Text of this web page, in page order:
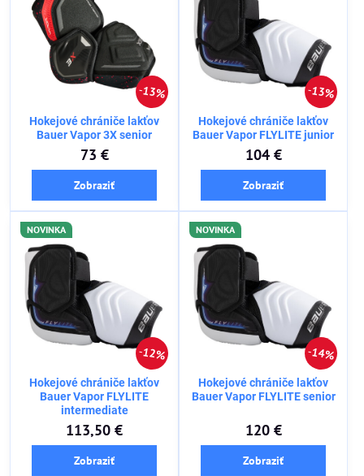
13%
Hokejové chrániče lakťov
Bauer Vapor 3X senior
73 €
Zobraziť
13%
Hokejové chrániče lakťov
Bauer Vapor FLYLITE junior
104 €
Zobraziť
12%
NOVINKA
Hokejové chrániče lakťov
Bauer Vapor FLYLITE
intermediate
113,50 €
Zobraziť
14%
NOVINKA
Hokejové chrániče lakťov
Bauer Vapor FLYLITE senior
120 €
Zobraziť